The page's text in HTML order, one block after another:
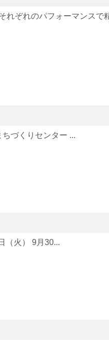
れぞれのパフォーマンスで
づくりセンター ...
（火） 9月30...